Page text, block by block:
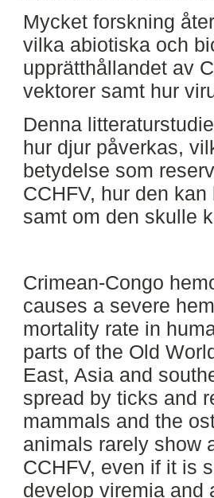
Mycket forskning
vilka abiotiska och
upprätthållandet av
vektorer samt hur
Denna
hur djur påverkas,
betydelse som
CCHFV, hur den
samt om den skulle
Crimean-Congo
causes a severe
mortality rate in
parts of the Old
East, Asia and
spread by ticks and
mammals and the
animals rarely show
CCHFV, even if it is
develop viremia and